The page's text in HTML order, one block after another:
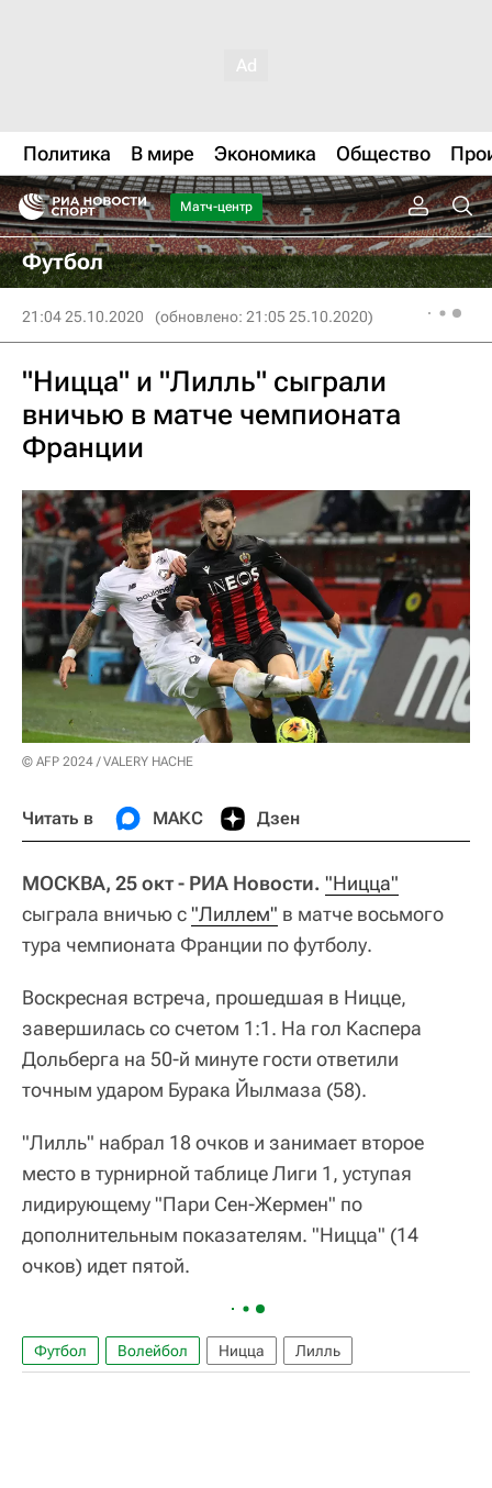
Политика В мире Экономика Общество
Матч-центр
Футбол
21:04 25.10.2020 (обновлено: 21:05 25.10.2020)
"Ницца" и "Лилль" сыграли
вничью в матче чемпионата
Франции
© AFP 2024 / VALERY HACHE
Читать в МАКС Дзен
МОСКВА, 25 окт - РИА Новости. "Ницца"
сыграла вничью с"Лиллем" в матче восьмого
тура чемпионата Франции по футболу.
Воскресная встреча, прошедшая в Ницце,
завершилась со счетом 1:1. На гол Каспера
Дольберга на 50-й минуте гости ответили
точным ударом Бурака Йылмаза (58).
"Лилль" набрал 18 очков и занимает второе
место в турнирной таблице Лиги 1, уступая
лидирующему "Пари Сен-Жермен" по
дополнительным показателям. "Ницца" (14
очков) идет пятой.
Футбол Волейбол Ницца Лилль